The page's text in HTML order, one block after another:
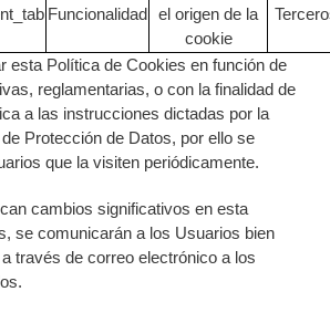
Funcionalidad el origen de la
cookie
esta Política de Cookies en función de
reglamentarias, o con la finalidad de
a las instrucciones dictadas por la
Protección de Datos, por ello se
que la visiten periódicamente.
cambios significativos en esta
se comunicarán a los Usuarios bien
través de correo electrónico a los